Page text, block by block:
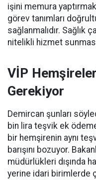
işini memura
görev tanımları
sağlanmalıdır. Sağlık
nitelikli hizmet
VİP
Gerekiyor
Demircan şunları
bin lira teşvik ek
bir hemşirenin aynı
barışını bozuyor.
müdürlükleri dışında
yerine idari birimlerde